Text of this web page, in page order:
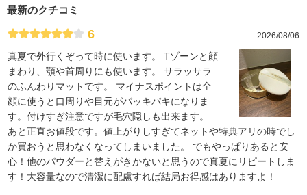
最新のクチコミ
6 2026/08/06
真夏で外行くぞって時に使います。 Tゾーンと顔
まわり、顎や首周りにも使います。 サラッサラ
のふんわりマットです。 マイナスポイントは全
顔に使うと口周りや目元がパッキパキになりま
す。付けすぎ注意ですが毛穴隠しも出来ます。
あと正直お値段です。値上がりしすぎてネットや特典アリの時でし
か買おうと思わなくなってしまいました。 でもやっぱりあると安
心！他のパウダーと替えがきかないと思うので真夏にリピートしま
す！大容量なので清潔に配慮すれば結局お得感はありますよ！